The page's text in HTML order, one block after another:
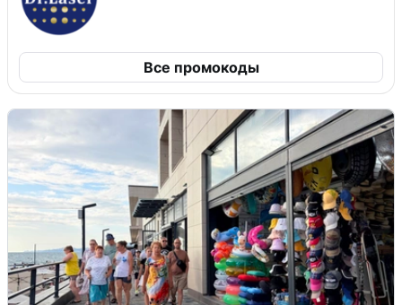
Все промокоды